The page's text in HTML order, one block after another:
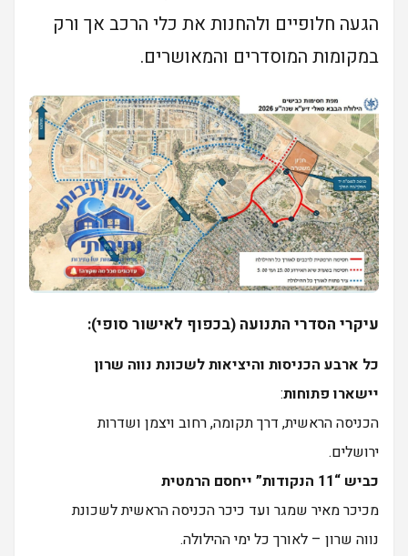
הגעה חלופיים ולהחנות את כלי הרכב אך ורק
במקומות המוסדרים והמאושרים.
עיקרי הסדרי התנועה (בכפוף לאישור סופי):
כל ארבע הכניסות והיציאות לשכונת נווה שרון
יישארו פתוחות:
הכניסה הראשית, דרך תקומה, רחוב ויצמן ושדרות
ירושלים.
כביש “11 הנקודות” ייחסם הרמטית
מכיכר מאיר שמגר ועד כיכר הכניסה הראשית לשכונת
נווה שרון – לאורך כל ימי ההילולה.